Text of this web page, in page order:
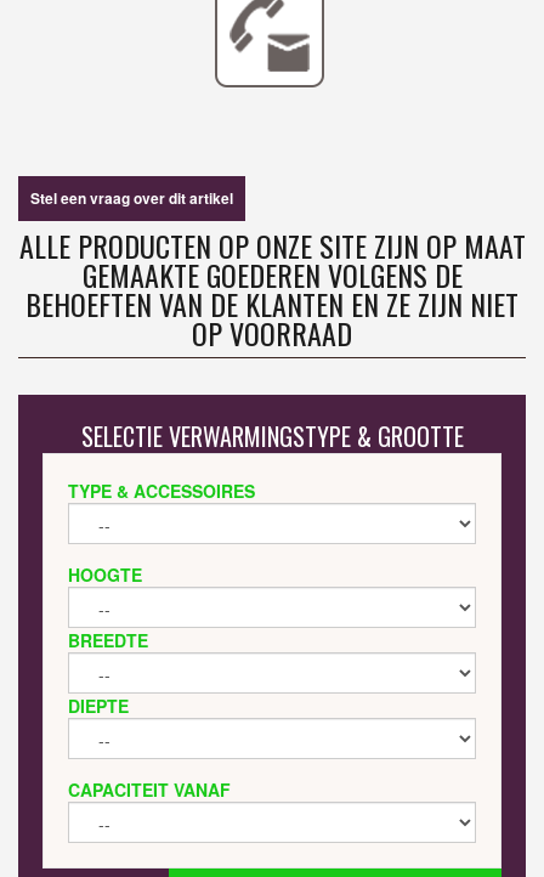
Stel een vraag over dit artikel
ALLE PRODUCTEN OP ONZE SITE ZIJN OP MAAT
GEMAAKTE GOEDEREN VOLGENS DE
BEHOEFTEN VAN DE KLANTEN EN ZE ZIJN NIET
OP VOORRAAD
SELECTIE VERWARMINGSTYPE & GROOTTE
TYPE & ACCESSOIRES
HOOGTE
BREEDTE
DIEPTE
CAPACITEIT VANAF